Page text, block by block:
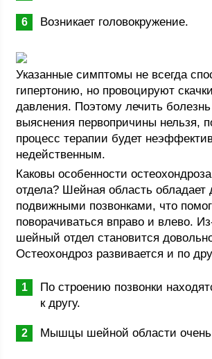
Возникает головокружение.
Указанные симптомы не всегда
гипертонию, но провоцируют
давления. Поэтому лечить
выяснения первопричины нельзя,
процесс терапии будет
недейственным.
Каковы особенности
отдела? Шейная область обладает
подвижными позвонками, что
поворачиваться вправо и влево.
шейный отдел становится
Остеохондроз развивается и по
По строению позвонки
к другу.
Мышцы шейной области